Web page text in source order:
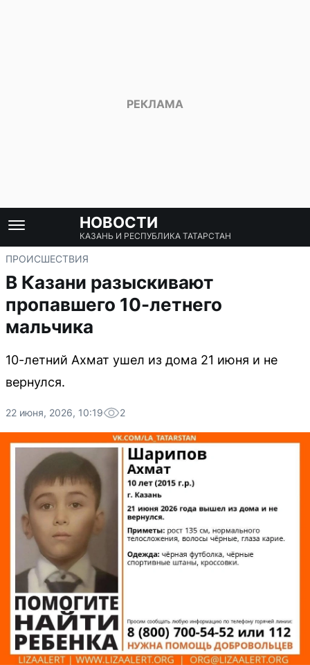
НОВОСТИ
КАЗАНЬ И РЕСПУБЛИКА ТАТАРСТАН
ПРОИСШЕСТВИЯ
В Казани разыскивают
пропавшего 10-летнего
мальчика
10-летний Ахмат ушел из дома 21 июня и не
вернулся.
22 июня, 2026, 10:19 2